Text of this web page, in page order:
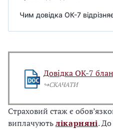
Чим довідка ОК-7
Довідка ОК-7
↪️СКАЧАТИ
Страховий стаж є
виплачуютьлікарняні.